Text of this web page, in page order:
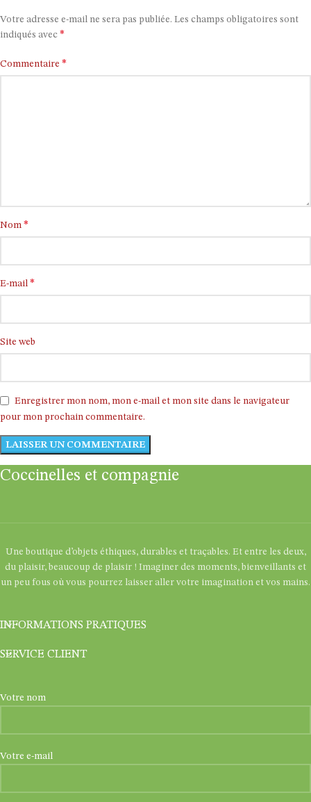
Votre adresse e-mail ne sera pas publiée. Les champs obligatoires sont
indiqués avec *
Commentaire *
Nom *
E-mail *
Site web
Enregistrer mon nom, mon e-mail et mon site dans le navigateur
pour mon prochain commentaire.
Coccinelles et compagnie
Une boutique d’objets éthiques, durables et traçables. Et entre les deux,
du plaisir, beaucoup de plaisir ! Imaginer des moments, bienveillants et
un peu fous où vous pourrez laisser aller votre imagination et vos mains.
INFORMATIONS PRATIQUES
SERVICE CLIENT
Votre nom
Votre e-mail